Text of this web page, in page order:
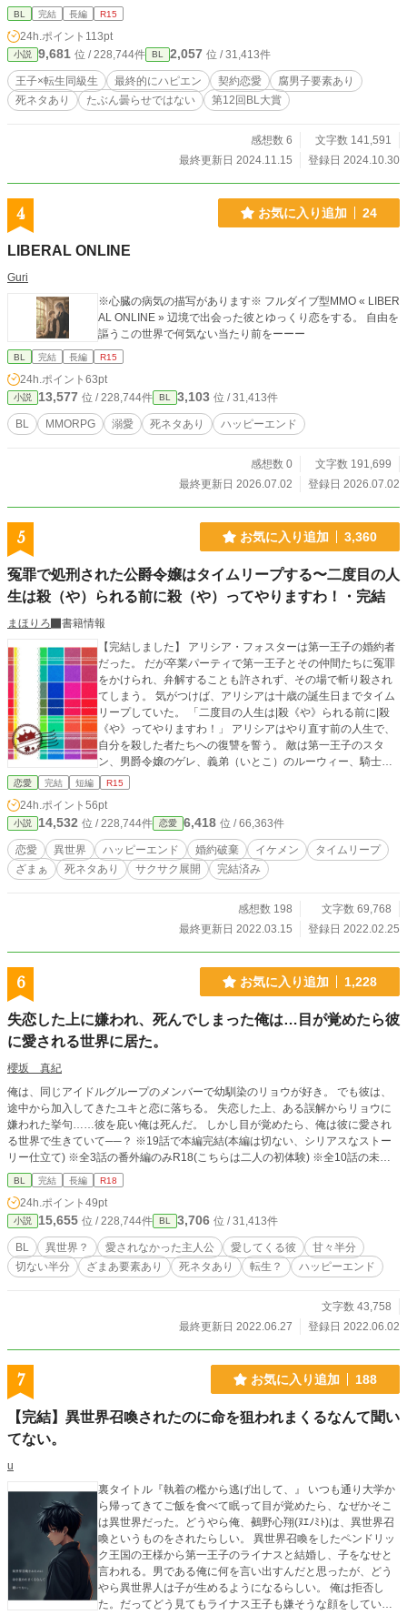
なろうと決意した。しかし、カイユー王子はゲームの時の印象と違っていて……
演技チャラ男攻め×美人人間不信受け ※最終的にはハッピーエンドです ※何か
しら地雷のある方にはお勧めしません ※ムーンライトノベルズにも投稿してい
ます
BL 完結 長編 R15
24h.ポイント 113pt
小説 9,681 位 / 228,744件 BL 2,057 位 / 31,413件
王子×転生同級生 最終的にハピエン 契約恋愛
腐男子要素あり
死ネタあり
たぶん曇らせではない 第12回BL大賞
感想数 6
文字数 141,591
最終更新日 2024.11.15
登録日 2024.10.30
4 お気に入り追加 24
LIBERAL ONLINE
Guri
※心臓の病気の描写があります※ フルダイブ型MMO « LIBER
AL ONLINE » 辺境で出会った彼とゆっくり恋をする。 自由を
謳うこの世界で何気ない当たり前をーーー
BL 完結 長編 R15
24h.ポイント 63pt
小説 13,577 位 / 228,744件 BL 3,103 位 / 31,413件
BL MMORPG 溺愛 死ネタあり ハッピーエンド
感想数 0
文字数 191,699
最終更新日 2026.07.02
登録日 2026.07.02
5 お気に入り追加 3,360
冤罪で処刑された公爵令嬢はタイムリープする〜二度目の人
生は殺（や）られる前に殺（や）ってやりますわ！・完結
まほりろ
書籍情報
【完結しました】 アリシア・フォスターは第一王子の婚約者
だった。 だが卒業パーティで第一王子とその仲間たちに冤罪
をかけられ、弁解することも許されず、その場で斬り殺され
てしまう。 気がつけば、アリシアは十歳の誕生日までタイム
リープしていた。 「二度目の人生は|殺《や》られる前に|殺
《や》ってやりますわ！」 アリシアはやり直す前の人生で、
自分を殺した者たちへの復讐を誓う。 敵は第一王子のスタ
ン、男爵令嬢のゲレ、義弟（いとこ）のルーウィー、騎士団
長の息子のジェイ、宰相の息子のカスパーの五人。 アリシア
報復していく。 前回の人生では出会うことのなかった隣国の
第三皇子に好意を持たれ……。 ☆ ※ざまぁ有り（死ネタ有
り） ※虫を潰すように、さくさく敵を抹殺していきます。 ※
ヒロインのパパは味方です。 ※他サイトにも投稿していま
す。 「Copyright（C）2021-九頭竜坂まほろん」 表紙素材は
タイムリープしたヒロインが、タイムリープする前の人生で
自分を殺した相手を、ぷちぷちと潰していく話です。 ※番外
月8日HOTランキング7位！ ありがとうございます！
恋愛 完結 短編 R15
24h.ポイント 56pt
小説 14,532 位 / 228,744件 恋愛 6,418 位 / 66,363件
恋愛 異世界 ハッピーエンド 婚約破棄 イケメン
タイムリープ
ざまぁ
死ネタあり サクサク展開 完結済み
感想数 198
文字数 69,768
最終更新日 2022.03.15
登録日 2022.02.25
6 お気に入り追加 1,228
失恋した上に嫌われ、死んでしまった俺は…目が覚めたら彼
に愛される世界に居た。
櫻坂 真紀
俺は、同じアイドルグループのメンバーで幼馴染のリョウが好き。 でも彼は、
途中から加入してきたユキと恋に落ちる。 失恋した上、ある誤解からリョウに
嫌われた挙句……彼を庇い俺は死んだ。 しかし目が覚めたら、俺は彼に愛され
る世界で生きていて──？ ※19話で本編完結(本編は切ない、シリアスなストー
リー仕立て) ※全3話の番外編のみR18(こちらは二人の初体験) ※全10話の未来
編(こちらは二人が社会人となり同棲中)をもって、このお話は完結となります。
BL 完結 長編 R18
24h.ポイント 49pt
小説 15,655 位 / 228,744件 BL 3,706 位 / 31,413件
BL 異世界？ 愛されなかった主人公 愛してくる彼
甘々半分
切ない半分
ざまあ要素あり 死ネタあり 転生？ ハッピーエンド
文字数 43,758
最終更新日 2022.06.27
登録日 2022.06.02
7 お気に入り追加 188
【完結】異世界召喚されたのに命を狙われまくるなんて聞い
てない。
u
裏タイトル『執着の檻から逃げ出して、』 いつも通り大学か
ら帰ってきてご飯を食べて眠って目が覚めたら、なぜかそこ
は異世界だった。どうやら俺、鵺野心翔(ﾇｴﾉﾐﾄ)は、異世界召
喚というものをされたらしい。 異世界召喚をしたペンドリッ
ク王国の王様から第一王子のライナスと結婚し、子をなせと
言われる。男である俺に何を言い出すんだと思ったが、どう
やら異世界人は子が生めるようになるらしい。 俺は拒否し
た。だってどう見てもライナス王子も嫌そうな顔をしている